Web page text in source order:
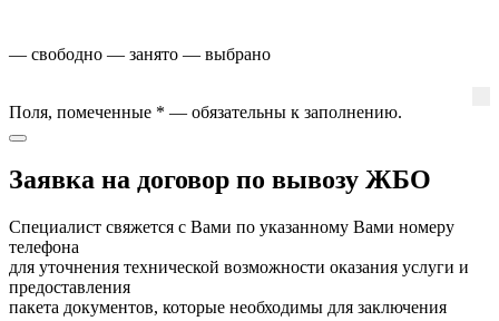
— свободно — занято — выбрано
Поля, помеченные * — обязательны к заполнению.
Заявка на договор по вывозу ЖБО
Специалист свяжется с Вами по указанному Вами номеру
телефона
для уточнения технической возможности оказания услуги и
предоставления
пакета документов, которые необходимы для заключения